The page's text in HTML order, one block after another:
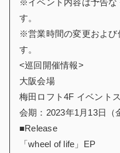
※イベント内容は予告な
す。
※営業時間の変更および
す。
<巡回開催情報>
大阪会場
梅田ロフト4F イベント
会期：2023年1月13日（
■Release
「wheel of life」EP